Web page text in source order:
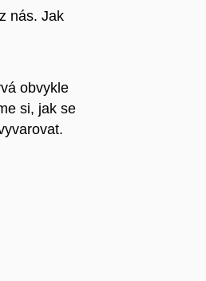
nás. Jak
obvykle
si, jak se